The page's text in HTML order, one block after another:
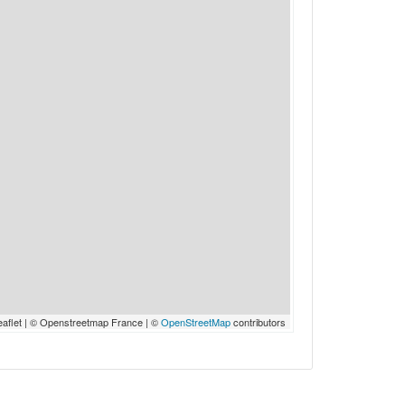
| © Openstreetmap France | ©OpenStreetMapcontributors